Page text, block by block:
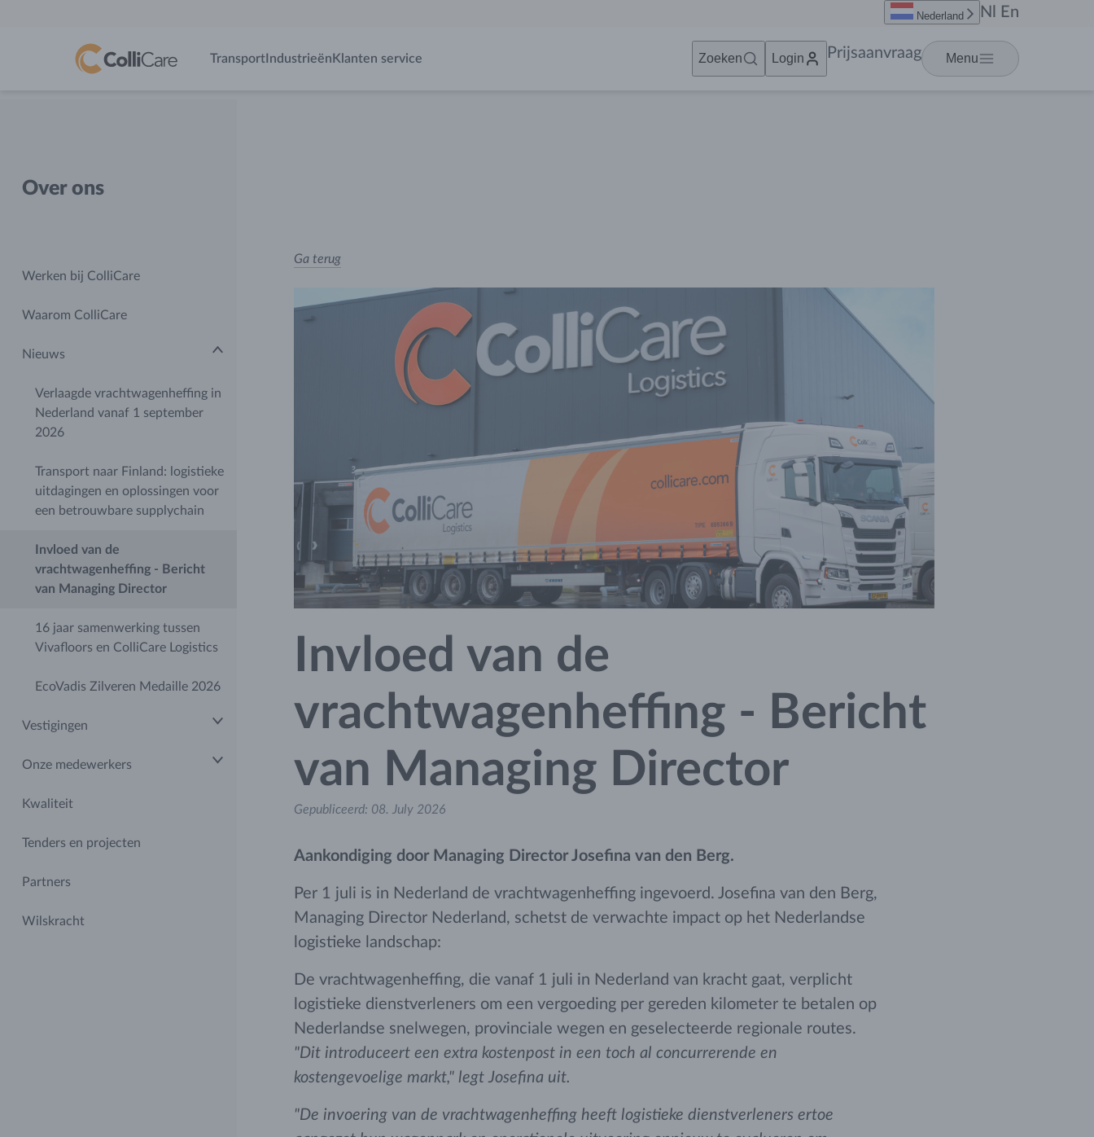
TransportIndustrieën Klanten service Zoeken Login Prijsaanvraag Menu
Nederland Nl En
Over ons
Werken bij ColliCare
Waarom ColliCare
Nieuws
Verlaagde vrachtwagenheffing in
Nederland vanaf 1 september
2026
Transport naar Finland: logistieke
uitdagingen en oplossingen voor
een betrouwbare supplychain
Invloed van de
vrachtwagenheffing - Bericht
van Managing Director
16 jaar samenwerking tussen
Vivafloors en ColliCare Logistics
EcoVadis Zilveren Medaille 2026
Vestigingen
Onze medewerkers
Kwaliteit
Tenders en projecten
Partners
Wilskracht
Ga terug
Invloed van de
vrachtwagenheffing - Bericht
van Managing Director
Gepubliceerd: 08. July 2026
Aankondiging door Managing Director Josefina van den Berg.
Per 1 juli is in Nederland de vrachtwagenheffing ingevoerd. Josefina van den Berg,
Managing Director Nederland, schetst de verwachte impact op het Nederlandse
logistieke landschap:
De vrachtwagenheffing, die vanaf 1 juli in Nederland van kracht gaat, verplicht
logistieke dienstverleners om een vergoeding per gereden kilometer te betalen op
Nederlandse snelwegen, provinciale wegen en geselecteerde regionale routes.
"Dit introduceert een extra kostenpost in een toch al concurrerende en
kostengevoelige markt," legt Josefina uit.
"De invoering van de vrachtwagenheffing heeft logistieke dienstverleners ertoe